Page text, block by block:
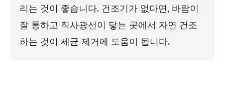
리는 것이 좋습니다. 건조기가 없다면, 바람이
잘 통하고 직사광선이 닿는 곳에서 자연 건조
하는 것이 세균 제거에 도움이 됩니다.